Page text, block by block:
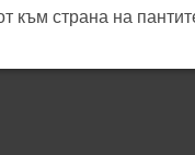
към страна на